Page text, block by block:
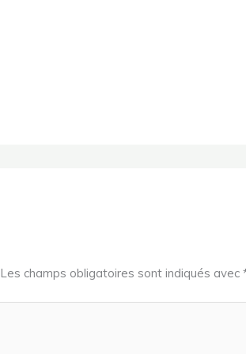
Les champs obligatoires sont indiqués avec